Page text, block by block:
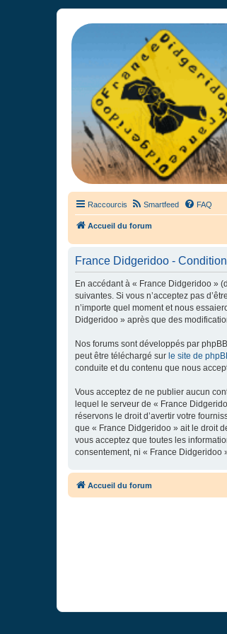
France Didgeridoo
Didgeridoo et Guimbarde sur France
Raccourcis Smartfeed FAQ
Accueil du forum
France Didgeridoo -
En accédant à « France Didgeridoo »
suivantes. Si vous n’acceptez pas
n’importe quel moment et nous
Didgeridoo » après que des
Nos forums sont développés par
peut être téléchargé sur le site de
conduite et du contenu que nous
Vous acceptez de ne publier aucun
lequel le serveur de « France
réservons le droit d’avertir votre
que « France Didgeridoo » ait le droit
vous acceptez que toutes les
consentement, ni « France Didgeridoo
Accueil du forum